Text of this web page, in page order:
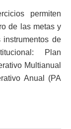
permiten
de las metas y
de
Plan
Multianual
Anual (PA